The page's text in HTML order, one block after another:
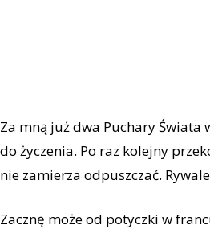
Za mną już dwa Puchary
do życzenia. Po raz kolejny
nie zamierza odpuszczać.
Zacznę może od potyczki w